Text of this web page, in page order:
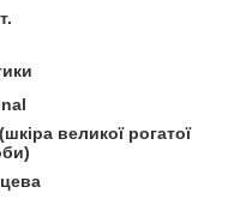
великої рогатої